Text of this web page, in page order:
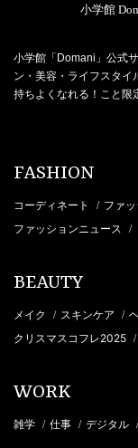
小学館
小学館「Domani」公式
ン・美容・ライフスタ
持ちよくなれる！こと限
FASHION
コーディネート / ファ
ファッションニュース /
BEAUTY
メイク / スキンケア /
クリスマスコフレ2025 /
WORK
雑学 / 仕事 / デジタル /